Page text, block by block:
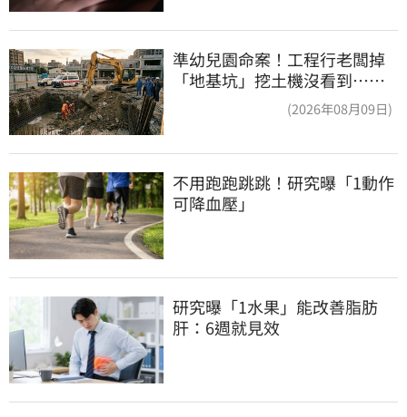
準幼兒園命案！工程行老闆掉
「地基坑」挖土機沒看到…下
(2026年08月09日)
不用跑跑跳跳！研究曝「1動作
可降血壓」
研究曝「1水果」能改善脂肪
肝：6週就見效